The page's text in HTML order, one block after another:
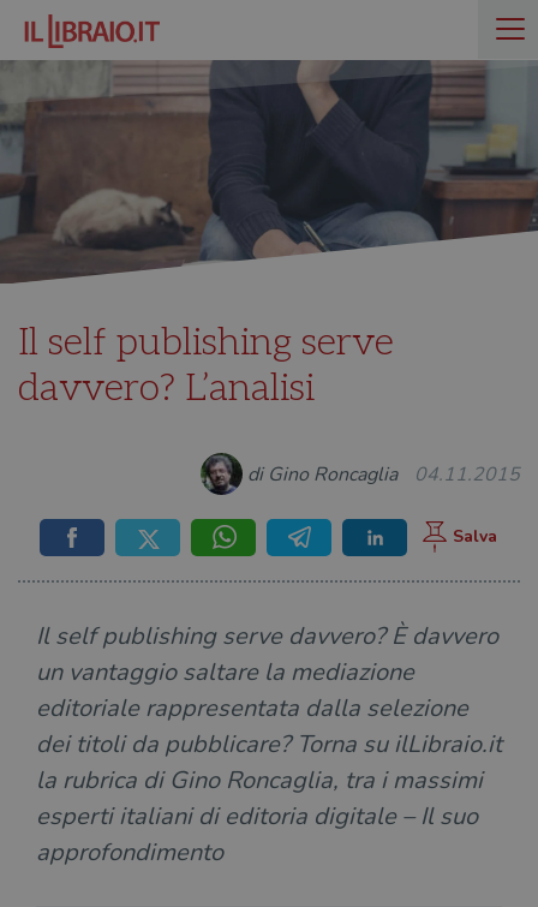
Il self publishing serve
davvero? L’analisi
di Gino Roncaglia 04.11.2015
Il self publishing serve davvero? È davvero
un vantaggio saltare la mediazione
editoriale rappresentata dalla selezione
dei titoli da pubblicare? Torna su ilLibraio.it
la rubrica di Gino Roncaglia, tra i massimi
esperti italiani di editoria digitale – Il suo
approfondimento